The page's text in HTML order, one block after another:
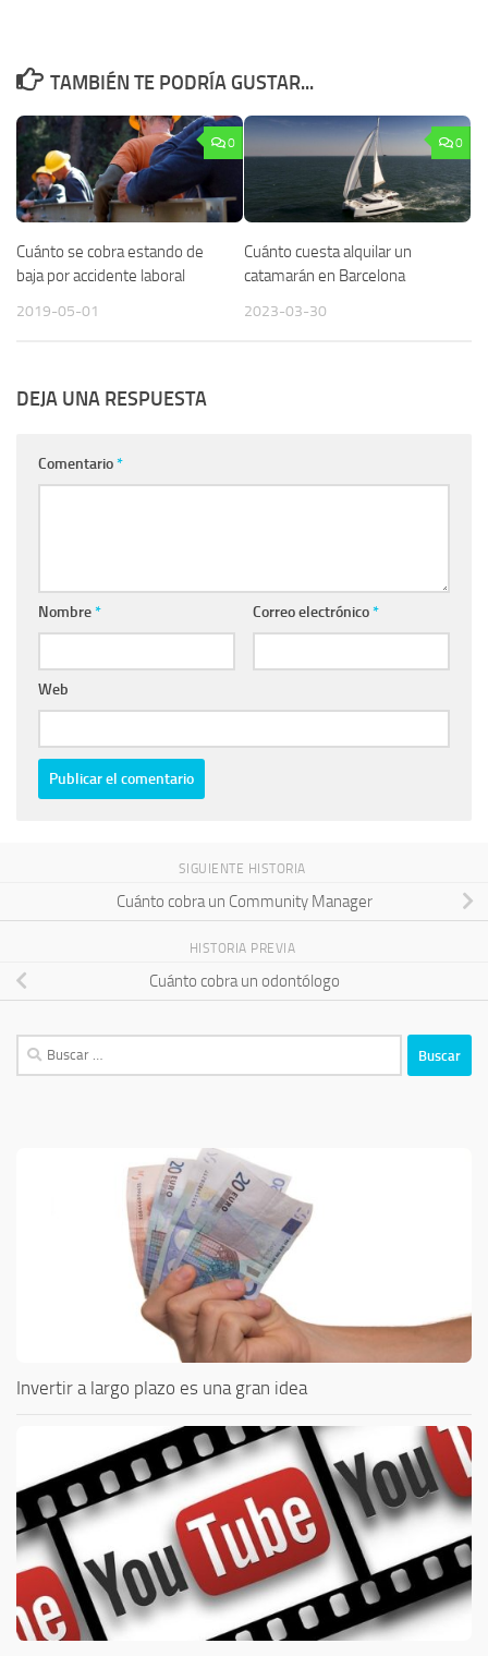
TAMBIÉN TE PODRÍA GUSTAR...
0
Cuánto se cobra estando de
baja por accidente laboral
2019-05-01
0
Cuánto cuesta alquilar un
catamarán en Barcelona
2023-03-30
DEJA UNA RESPUESTA
Comentario*
Nombre* Correo electrónico*
Web
SIGUIENTE HISTORIA
Cuánto cobra un Community Manager
HISTORIA PREVIA
Cuánto cobra un odontólogo
Buscar:
Invertir a largo plazo es una gran idea